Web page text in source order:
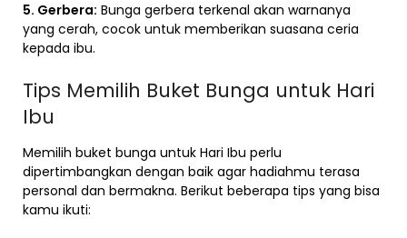
5. Gerbera: Bunga gerbera terkenal akan warnanya
yang cerah, cocok untuk memberikan suasana ceria
kepada ibu.
Tips Memilih Buket Bunga untuk Hari
Ibu
Memilih buket bunga untuk Hari Ibu perlu
dipertimbangkan dengan baik agar hadiahmu terasa
personal dan bermakna. Berikut beberapa tips yang bisa
kamu ikuti: